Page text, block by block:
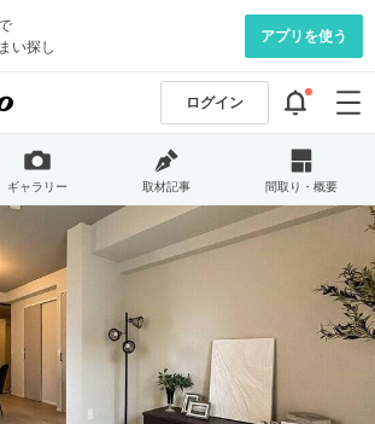
い探し
アプリを使う
ログイン
ギャラリー 取材記事 間取り・概要